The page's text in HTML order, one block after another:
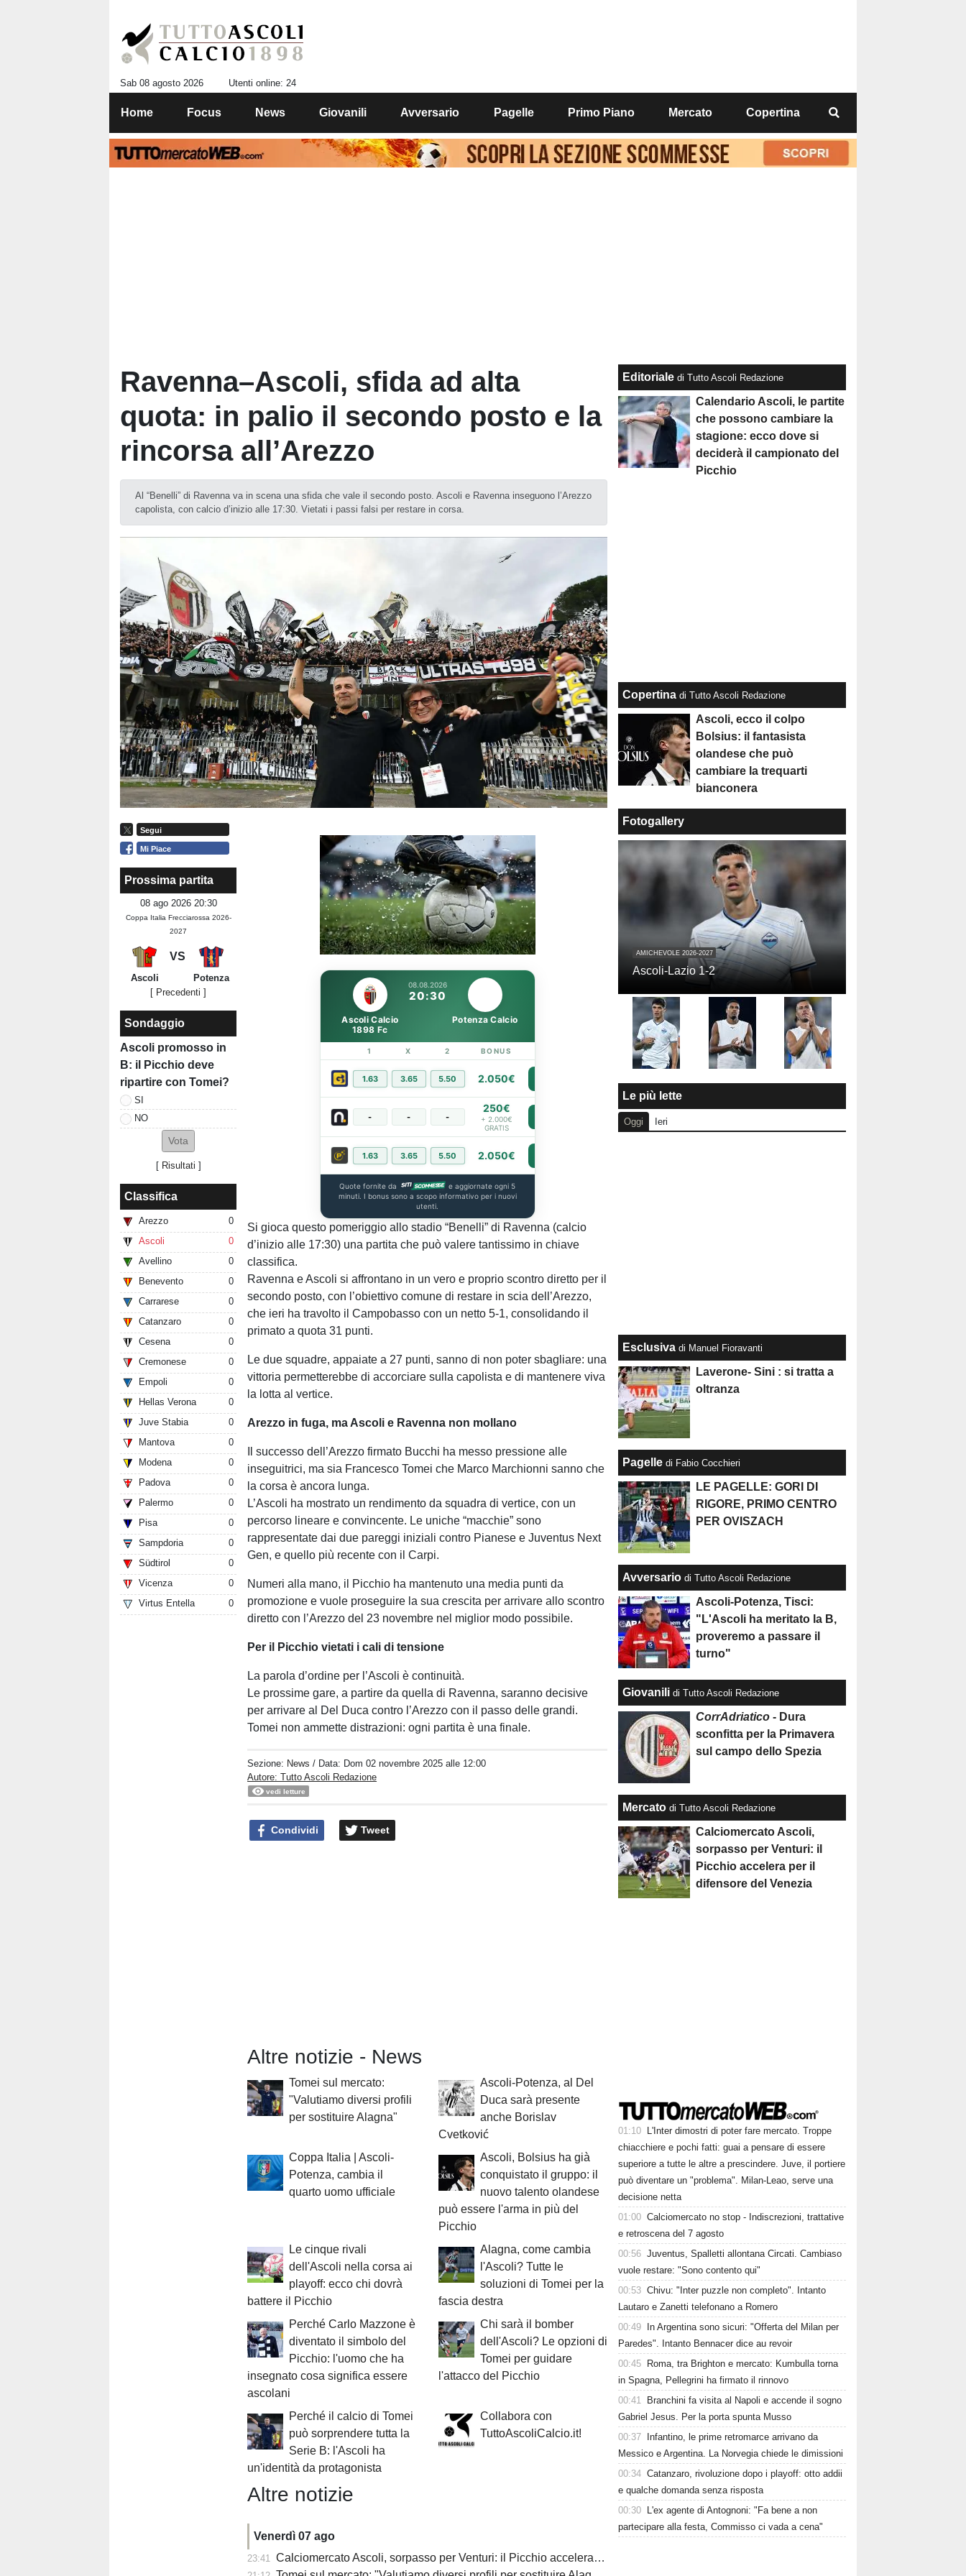
Sab 08 agosto 2026 Utenti online: 24
Home Focus News Giovanili Avversario Pagelle Primo Piano Mercato Copertina
Ravenna–Ascoli, sfida ad alta
quota: in palio il secondo posto e la
rincorsa all’Arezzo
Al “Benelli” di Ravenna va in scena una sfida che vale il secondo posto. Ascoli e Ravenna inseguono l’Arezzo
capolista, con calcio d’inizio alle 17:30. Vietati i passi falsi per restare in corsa.
Segui
Mi Piace
Prossima partita
08 ago 2026 20:30
Coppa Italia Frecciarossa 2026-
2027
VS
Ascoli
Potenza
[ Precedenti ]
Sondaggio
Ascoli promosso in
B: il Picchio deve
ripartire con Tomei?
SI
NO
[ Risultati ]
Classifica
Arezzo
0
Ascoli
0
Avellino
0
Benevento
0
Carrarese
0
Catanzaro
0
Cesena
0
Cremonese
0
Empoli
0
Hellas Verona
0
Juve Stabia
0
Mantova
0
Modena
0
Padova
0
Palermo
0
Pisa
0
Sampdoria
0
Südtirol
0
Vicenza
0
Virtus Entella
0
Unmute
Loaded:
100.00%
08.08.2026
20:30
Ascoli Calcio
1898 Fc
Potenza Calcio
1 X 2 BONUS
1.63 3.65 5.50 2.050€
- - -
250€
+ 2.000€
GRATIS
1.63 3.65 5.50 2.050€
Quote fornite da
e aggiornate ogni 5
minuti. I bonus sono a scopo informativo per i nuovi
utenti.
Si gioca questo pomeriggio allo stadio “Benelli” di Ravenna (calcio
d’inizio alle 17:30) una partita che può valere tantissimo in chiave
classifica.
Ravenna e Ascoli si affrontano in un vero e proprio scontro diretto per il
secondo posto, con l’obiettivo comune di restare in scia dell’Arezzo,
che ieri ha travolto il Campobasso con un netto 5-1, consolidando il
primato a quota 31 punti.
Le due squadre, appaiate a 27 punti, sanno di non poter sbagliare: una
vittoria permetterebbe di accorciare sulla capolista e di mantenere viva
la lotta al vertice.
Arezzo in fuga, ma Ascoli e Ravenna non mollano
Il successo dell’Arezzo firmato Bucchi ha messo pressione alle
inseguitrici, ma sia Francesco Tomei che Marco Marchionni sanno che
la corsa è ancora lunga.
L’Ascoli ha mostrato un rendimento da squadra di vertice, con un
percorso lineare e convincente. Le uniche “macchie” sono
rappresentate dai due pareggi iniziali contro Pianese e Juventus Next
Gen, e quello più recente con il Carpi.
Numeri alla mano, il Picchio ha mantenuto una media punti da
promozione e vuole proseguire la sua crescita per arrivare allo scontro
diretto con l’Arezzo del 23 novembre nel miglior modo possibile.
Per il Picchio vietati i cali di tensione
La parola d’ordine per l’Ascoli è continuità.
Le prossime gare, a partire da quella di Ravenna, saranno decisive
per arrivare al Del Duca contro l’Arezzo con il passo delle grandi.
Tomei non ammette distrazioni: ogni partita è una finale.
Sezione: News / Data: Dom 02 novembre 2025 alle 12:00
Autore: Tutto Ascoli Redazione
vedi letture
Condividi Tweet
Altre notizie - News
Tomei sul mercato:
"Valutiamo diversi profili
per sostituire Alagna"
Ascoli-Potenza, al Del
Duca sarà presente
anche Borislav
Cvetković
Coppa Italia | Ascoli-
Potenza, cambia il
quarto uomo ufficiale
Ascoli, Bolsius ha già
conquistato il gruppo: il
nuovo talento olandese
può essere l'arma in più del
Picchio
Le cinque rivali
dell'Ascoli nella corsa ai
playoff: ecco chi dovrà
battere il Picchio
Alagna, come cambia
l'Ascoli? Tutte le
soluzioni di Tomei per la
fascia destra
Perché Carlo Mazzone è
diventato il simbolo del
Picchio: l'uomo che ha
insegnato cosa significa essere
ascolani
Chi sarà il bomber
dell'Ascoli? Le opzioni di
Tomei per guidare
l'attacco del Picchio
Perché il calcio di Tomei
può sorprendere tutta la
Serie B: l'Ascoli ha
un'identità da protagonista
Collabora con
TuttoAscoliCalcio.it!
Altre notizie
Venerdì 07 ago
23:41 Calciomercato Ascoli, sorpasso per Venturi: il Picchio accelera per il difensore del Venezia
Editoriale di Tutto Ascoli Redazione
Calendario Ascoli, le partite
che possono cambiare la
stagione: ecco dove si
deciderà il campionato del
Picchio
Copertina di Tutto Ascoli Redazione
Ascoli, ecco il colpo
Bolsius: il fantasista
olandese che può
cambiare la trequarti
bianconera
Fotogallery
AMICHEVOLE 2026-2027
Ascoli-Lazio 1-2
Le più lette
Oggi Ieri
Esclusiva di Manuel Fioravanti
Laverone- Sini : si tratta a
oltranza
Pagelle di Fabio Cocchieri
LE PAGELLE: GORI DI
RIGORE, PRIMO CENTRO
PER OVISZACH
Avversario di Tutto Ascoli Redazione
Ascoli-Potenza, Tisci:
"L'Ascoli ha meritato la B,
proveremo a passare il
turno"
Giovanili di Tutto Ascoli Redazione
CorrAdriatico - Dura
sconfitta per la Primavera
sul campo dello Spezia
Mercato di Tutto Ascoli Redazione
Calciomercato Ascoli,
sorpasso per Venturi: il
Picchio accelera per il
difensore del Venezia
01:10
L'Inter dimostri di poter fare mercato. Troppe
chiacchiere e pochi fatti: guai a pensare di essere
superiore a tutte le altre a prescindere. Juve, il portiere
può diventare un "problema". Milan-Leao, serve una
decisione netta
01:00 Calciomercato no stop - Indiscrezioni, trattative
e retroscena del 7 agosto
00:56 Juventus, Spalletti allontana Circati. Cambiaso
vuole restare: "Sono contento qui"
00:53 Chivu: "Inter puzzle non completo". Intanto
Lautaro e Zanetti telefonano a Romero
00:49
In Argentina sono sicuri: "Offerta del Milan per
Paredes". Intanto Bennacer dice au revoir
00:45
Roma, tra Brighton e mercato: Kumbulla torna
in Spagna, Pellegrini ha firmato il rinnovo
00:41
Branchini fa visita al Napoli e accende il sogno
Gabriel Jesus. Per la porta spunta Musso
00:37
Infantino, le prime retromarce arrivano da
Messico e Argentina. La Norvegia chiede le dimissioni
00:34 Catanzaro, rivoluzione dopo i playoff: otto addii
e qualche domanda senza risposta
00:30
L'ex agente di Antognoni: "Fa bene a non
partecipare alla festa, Commisso ci vada a cena"